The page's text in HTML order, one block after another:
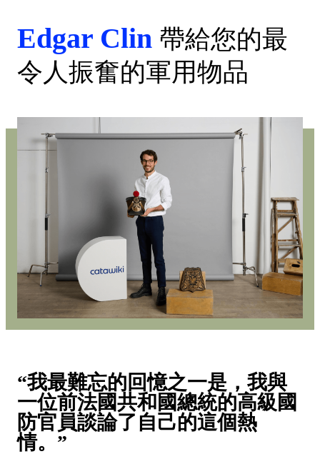
Edgar Clin 帶給您的最
令人振奮的軍用物品
“我最難忘的回憶之一是，我與
一位前法國共和國總統的高級國
防官員談論了自己的這個熱
情。”